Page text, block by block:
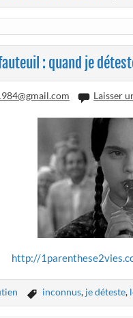
: quand je
Laisser
http://
inconnus, je déteste,